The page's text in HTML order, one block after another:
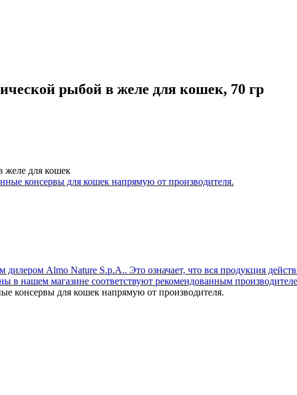
рыбой в желе для кошек, 70 гр
желе для кошек
консервы для кошек напрямую от производителя.